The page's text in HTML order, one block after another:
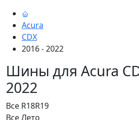
Acura
CDX
2016 - 2022
Шины для Acura
2022
Все R18R19
ВсеЛето